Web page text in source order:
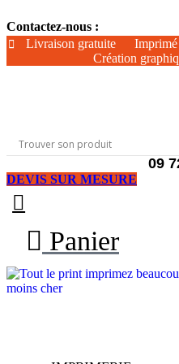
au
contenu
Contactez-nous :
Livraison gratuite
Imprimé
Création
09
DEVIS SUR MESURE
Panier